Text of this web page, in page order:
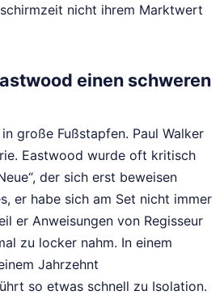
nicht ihrem Marktwert
einen schweren
große Fußstapfen. Paul Walker
Eastwood wurde oft kritisch
der sich erst beweisen
er habe sich am Set nicht immer
er Anweisungen von Regisseur
zu locker nahm. In einem
Jahrzehnt
so etwas schnell zu Isolation.